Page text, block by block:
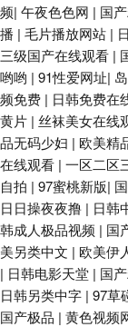
频| 午夜色色网 | 国
播 | 毛片播放网站 |
三级国产在线观看 |
哟哟 | 91性爱网址|
频免费 | 日韩免费在
黄片 | 丝袜美女在线
品无码少妇 | 欧美精
在线观看 | 一区二区
自拍 | 97蜜桃新版|
日日操夜夜撸 | 日韩
韩成人极品视频 | 国
美另类中文 | 欧美伊
| 日韩电影天堂 | 国
日韩另类中字 | 97草
国产极品 | 黄色视频